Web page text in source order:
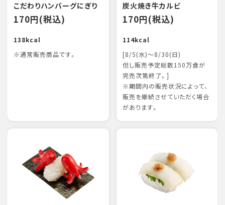
こだわりハンバーグにぎり
170円(税込)
138kcal
※通常販売商品です。
炭火焼き牛カルビ
170円(税込)
114kcal
[8/5(水)～8/30(日)
但し販売予定総数150万食が
完売次第終了。]
※期間内の販売状況によって、
販売を継続させていただく場合
があります。